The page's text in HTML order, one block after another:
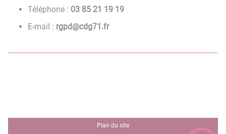
Téléphone : 91 91 12 58 30
E-mail : rf.17gdc@dpgr
Plan du site